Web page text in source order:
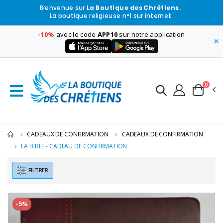
Bienvenue sur La Boutique des Chrétiens.
La boutique religieuse n°1 sur internet
-10% avec le code APP10 sur notre application
×
0
CADEAUX DE CONFIRMATION
CADEAUX DE CONFIRMATION
LA BIBLE - CADEAU DE CONFIRMATION
FILTRER
-5%